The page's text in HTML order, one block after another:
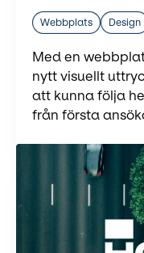
Webbplats Design
Med en
nytt visuellt
att kunna följa
från första